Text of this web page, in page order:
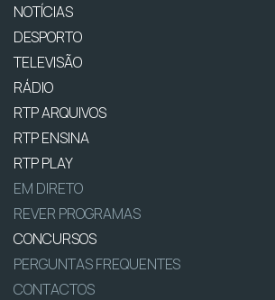
NOTÍCIAS
DESPORTO
TELEVISÃO
RÁDIO
RTP ARQUIVOS
RTP ENSINA
RTP PLAY
EM DIRETO
REVER PROGRAMAS
CONCURSOS
PERGUNTAS FREQUENTES
CONTACTOS